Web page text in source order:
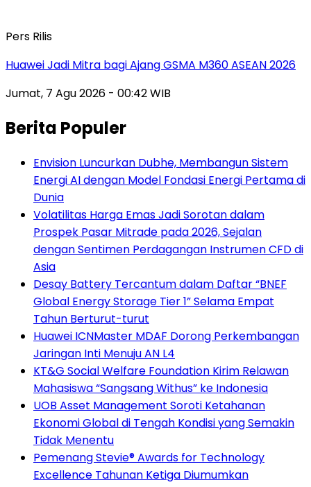
Pers Rilis
Huawei Jadi Mitra bagi Ajang GSMA M360 ASEAN 2026
Jumat, 7 Agu 2026 - 00:42 WIB
Berita Populer
Envision Luncurkan Dubhe, Membangun Sistem
Energi AI dengan Model Fondasi Energi Pertama di
Dunia
Volatilitas Harga Emas Jadi Sorotan dalam
Prospek Pasar Mitrade pada 2026, Sejalan
dengan Sentimen Perdagangan Instrumen CFD di
Asia
Desay Battery Tercantum dalam Daftar “BNEF
Global Energy Storage Tier 1” Selama Empat
Tahun Berturut-turut
Huawei ICNMaster MDAF Dorong Perkembangan
Jaringan Inti Menuju AN L4
KT&G Social Welfare Foundation Kirim Relawan
Mahasiswa “Sangsang Withus” ke Indonesia
UOB Asset Management Soroti Ketahanan
Ekonomi Global di Tengah Kondisi yang Semakin
Tidak Menentu
Pemenang Stevie® Awards for Technology
Excellence Tahunan Ketiga Diumumkan